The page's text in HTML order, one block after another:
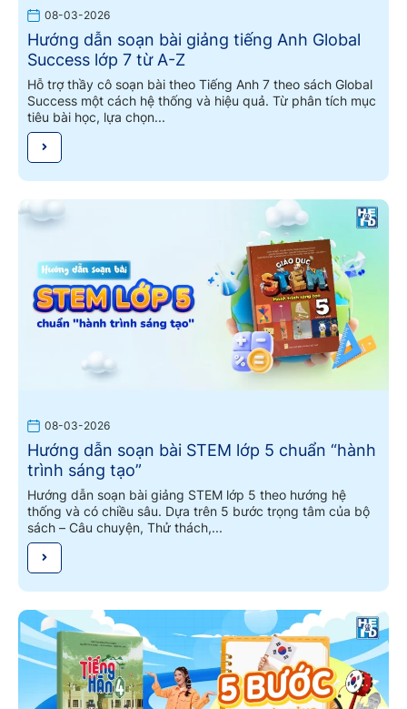
08-03-2026
Hướng dẫn soạn bài giảng tiếng Anh Global
Success lớp 7 từ A-Z
Hỗ trợ thầy cô soạn bài theo Tiếng Anh 7 theo sách Global
Success một cách hệ thống và hiệu quả. Từ phân tích mục
tiêu bài học, lựa chọn...
08-03-2026
Hướng dẫn soạn bài STEM lớp 5 chuẩn “hành
trình sáng tạo”
Hướng dẫn soạn bài giảng STEM lớp 5 theo hướng hệ
thống và có chiều sâu. Dựa trên 5 bước trọng tâm của bộ
sách – Câu chuyện, Thử thách,...